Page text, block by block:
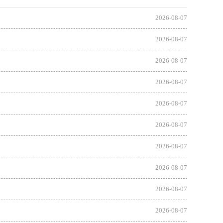
2026-08-07
2026-08-07
2026-08-07
2026-08-07
2026-08-07
2026-08-07
2026-08-07
2026-08-07
2026-08-07
2026-08-07